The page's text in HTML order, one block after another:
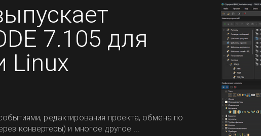
7.105 для
Linux
редактирования проекта, обмена по
конвертеры) и многое другое ...